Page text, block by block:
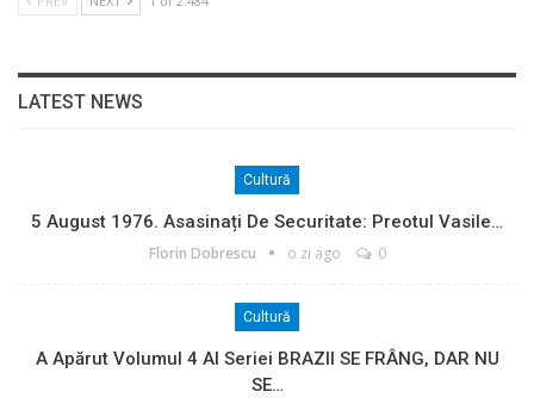
LATEST NEWS
Cultură
5 August 1976. Asasinați De Securitate: Preotul Vasile…
Florin Dobrescu o zi ago 0
Cultură
A Apărut Volumul 4 Al Seriei BRAZII SE FRÂNG, DAR NU
SE…